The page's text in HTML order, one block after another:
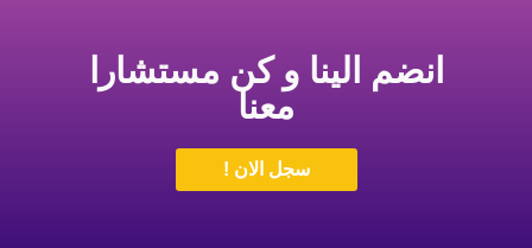
انضم الينا و كن مستشارا
معنا
سجل الان !